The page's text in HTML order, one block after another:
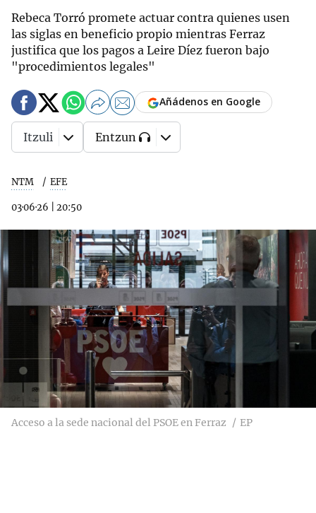
Rebeca Torró promete actuar contra quienes usen
las siglas en beneficio propio mientras Ferraz
justifica que los pagos a Leire Díez fueron bajo
"procedimientos legales"
NTM EFE
03·06·26 20:50
Añádenos en Google
Itzuli Entzun
Acceso a la sede nacional del PSOE en Ferraz EP